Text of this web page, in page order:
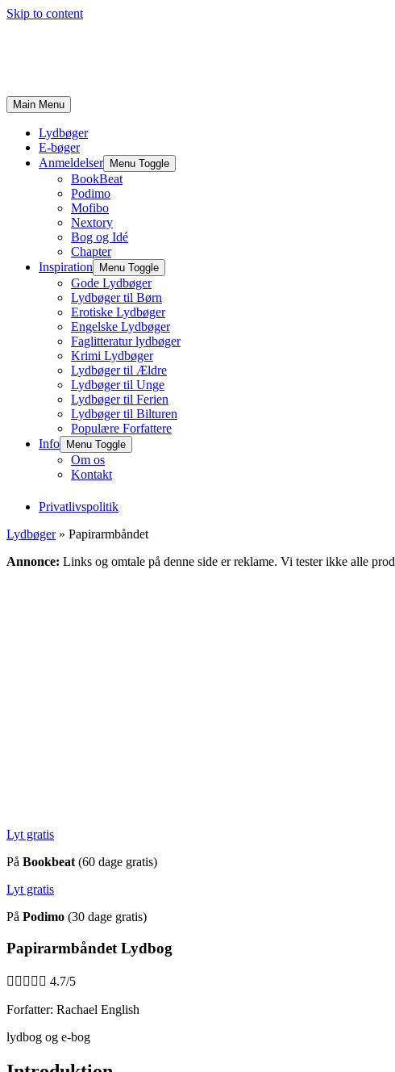
Skip to content
Main Menu
Lydbøger
E-bøger
Anmeldelser
Menu Toggle
BookBeat
Podimo
Mofibo
Nextory
Bog og Idé
Chapter
Inspiration
Menu Toggle
Gode Lydbøger
Lydbøger til Børn
Erotiske Lydbøger
Engelske Lydbøger
Faglitteratur lydbøger
Krimi Lydbøger
Lydbøger til Ældre
Lydbøger til Unge
Lydbøger til Ferien
Lydbøger til Bilturen
Populære Forfattere
Info
Menu Toggle
Om os
Kontakt
Privatlivspolitik
Lydbøger» Papirarmbåndet
Annonce: Links og omtale på denne side er reklame. Vi tester ikke alle
Lyt gratis
På Bookbeat (60 dage gratis)
Lyt gratis
På Podimo (30 dage gratis)
Papirarmbåndet Lydbog
     4.7/5
Forfatter: Rachael English
lydbog og e-bog